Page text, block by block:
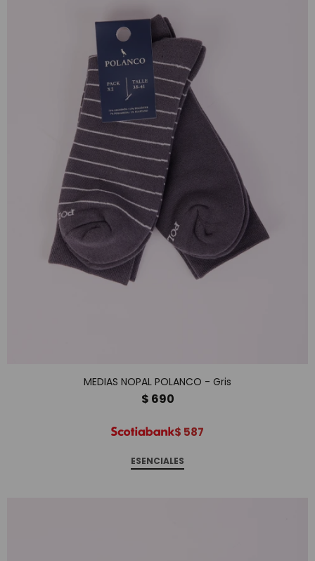
MEDIAS NOPAL POLANCO - Gris
$ 690
$ 587
ESENCIALES